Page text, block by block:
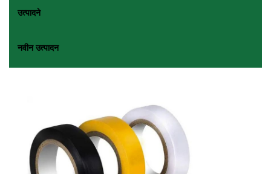
उत्पादने
नवीन उत्पादन